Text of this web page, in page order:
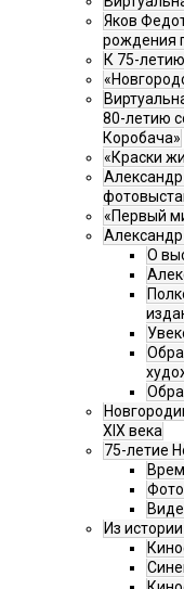
Яков
рождения
К 75-
80-летию
Коробача»
«Краски
«Первый
О
XIX века
75-летие
Из